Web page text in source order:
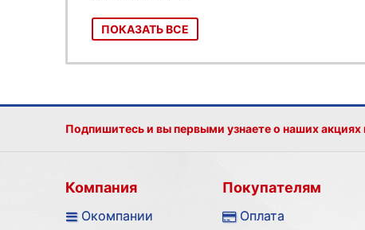
ПОКАЗАТЬ ВСЕ
Подпишитесь и вы первыми узнаете о наших акциях
Компания
Окомпании
Покупателям
Оплата